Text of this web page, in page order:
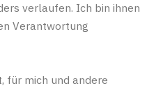
verlaufen. Ich bin ihnen
Verantwortung
für mich und andere